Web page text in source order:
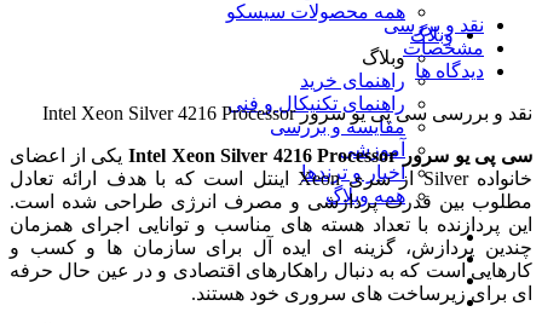
همه محصولات سیسکو
وبلاگ
وبلاگ
راهنمای خرید
راهنمای تکنیکال و فنی
مقایسه و بررسی
آموزشی
اخبار و ترندها
همه وبلاگ
نقد و بررسی
مشخصات
دیدگاه ها
نقد و بررسی سی پی یو سرور Intel Xeon Silver 4216 Processor
سی پی یو سرور Intel Xeon Silver 4216 Processor
یکی از اعضای
خانواده Silver از سری Xeon اینتل است که با هدف ارائه تعادل
مطلوب بین قدرت پردازشی و مصرف انرژی طراحی شده است.
این پردازنده با تعداد هسته های مناسب و توانایی اجرای همزمان
چندین پردازش، گزینه ای ایده آل برای سازمان ها و کسب و
کارهایی است که به دنبال راهکارهای اقتصادی و در عین حال حرفه
ای برای زیرساخت های سروری خود هستند.